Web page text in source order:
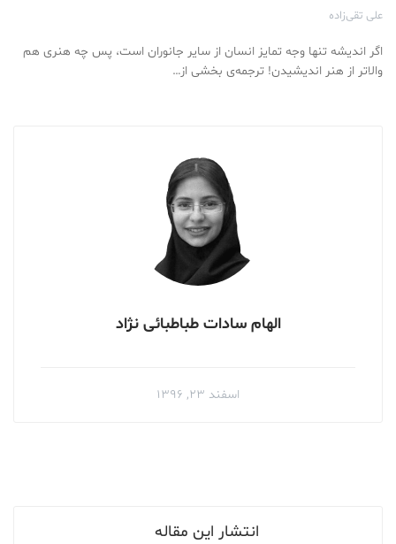
انتشار این مقاله
علی تقی‌زاده
اگر اندیشه تنها وجه تمایز انسان از سایر جانوران است، پس چه هنری هم
والاتر از هنر اندیشیدن! ترجمه‌ی بخشی از…
الهام سادات طباطبائی نژاد
اسفند ۲۳, ۱۳۹۶